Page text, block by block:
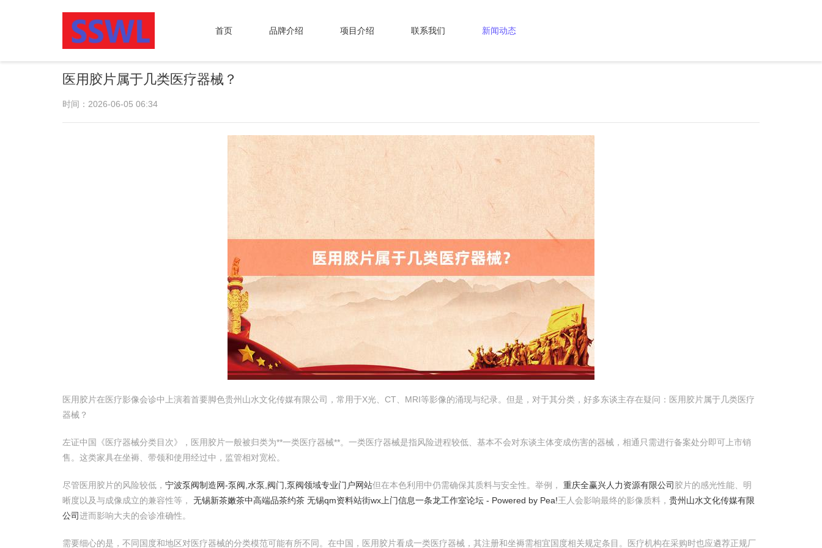
首页 品牌介绍 项目介绍 联系我们 新闻动态
医用胶片属于几类医疗器械？
时间：2026-06-05 06:34
医用胶片在医疗影像会诊中上演着首要脚色贵州山水文化传媒有限公司，常用于X光、CT、MRI等影像的涌现与纪录。但是，对于其分类，好多东谈主存在疑问：医用胶片属于几类医疗
器械？
左证中国《医疗器械分类目次》，医用胶片一般被归类为**一类医疗器械**。一类医疗器械是指风险进程较低、基本不会对东谈主体变成伤害的器械，相通只需进行备案处分即可上市销
售。这类家具在坐褥、带领和使用经过中，监管相对宽松。
尽管医用胶片的风险较低， 宁波泵阀制造网-泵阀,水泵,阀门,泵阀领域专业门户网站但在本色利用中仍需确保其质料与安全性。举例， 重庆全赢兴人力资源有限公司 胶片的感光性能、明
晰度以及与成像成立的兼容性等， 无锡新茶嫩茶中高端品茶约茶 无锡qm资料站街wx上门信息一条龙工作室论坛 - Powered by Pea!王人会影响最终的影像质料， 贵州山水文化传媒有限
公司进而影响大夫的会诊准确性。
需要细心的是，不同国度和地区对医疗器械的分类模范可能有所不同。在中国，医用胶片看成一类医疗器械，其注册和坐褥需相宜国度相关规定条目。医疗机构在采购时也应遴荐正规厂